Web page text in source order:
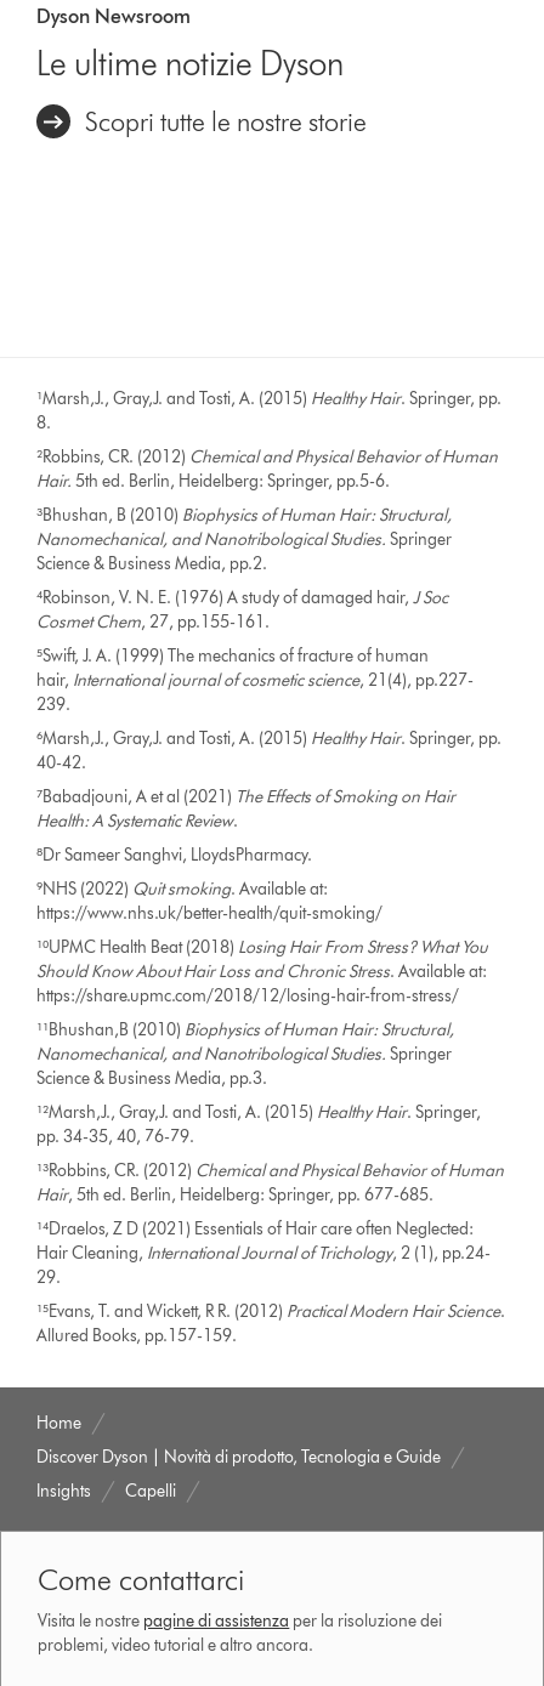
Dyson Newsroom
Le ultime notizie Dyson
Scopri tutte le nostre storie
¹Marsh,J., Gray,J. and Tosti, A. (2015) Healthy Hair. Springer, pp.
8.
²Robbins, CR. (2012) Chemical and Physical Behavior of Human
Hair. 5th ed. Berlin, Heidelberg: Springer, pp.5-6.
³Bhushan, B (2010) Biophysics of Human Hair: Structural,
Nanomechanical, and Nanotribological Studies.Springer
Science & Business Media, pp.2.
⁴Robinson, V. N. E. (1976) A study of damaged hair,J Soc
Cosmet Chem, 27, pp.155-161.
⁵Swift, J. A. (1999) The mechanics of fracture of human
hair, International journal of cosmetic science, 21(4), pp.227-
239.
⁶Marsh,J., Gray,J. and Tosti, A. (2015) Healthy Hair. Springer, pp.
40-42.
⁷Babadjouni, A et al (2021) The Effects of Smoking on Hair
Health: A Systematic Review.
⁸Dr Sameer Sanghvi, LloydsPharmacy.
⁹NHS (2022) Quit smoking. Available at:
https://www.nhs.uk/better-health/quit-smoking/
¹⁰UPMC Health Beat (2018) Losing Hair From Stress? What You
Should Know About Hair Loss and Chronic Stress. Available at:
https://share.upmc.com/2018/12/losing-hair-from-stress/
¹¹Bhushan,B (2010) Biophysics of Human Hair: Structural,
Nanomechanical, and Nanotribological Studies. Springer
Science & Business Media, pp.3.
¹²Marsh,J., Gray,J. and Tosti, A. (2015) Healthy Hair. Springer,
pp. 34-35, 40, 76-79.
¹³Robbins, CR. (2012) Chemical and Physical Behavior of Human
Hair, 5th ed. Berlin, Heidelberg: Springer, pp. 677-685.
¹⁴Draelos, Z D (2021) Essentials of Hair care often Neglected:
Hair Cleaning, International Journal of Trichology, 2 (1), pp.24-
29.
¹⁵Evans, T. and Wickett, R R. (2012) Practical Modern Hair Science.
Allured Books, pp.157-159.
Home
Discover Dyson | Novità di prodotto, Tecnologia e Guide
Insights
Capelli
Come contattarci
Visita le nostre pagine di assistenza per la risoluzione dei
problemi, video tutorial e altro ancora.